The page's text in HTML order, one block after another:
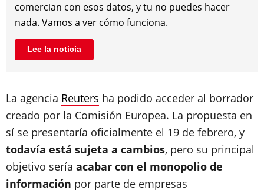
comercian con esos datos, y tu no puedes hacer
nada. Vamos a ver cómo funciona.
Lee la noticia
La agencia Reuters ha podido acceder al borrador
creado por la Comisión Europea. La propuesta en
sí se presentaría oficialmente el 19 de febrero, y
todavía está sujeta a cambios, pero su principal
objetivo sería acabar con el monopolio de
información por parte de empresas